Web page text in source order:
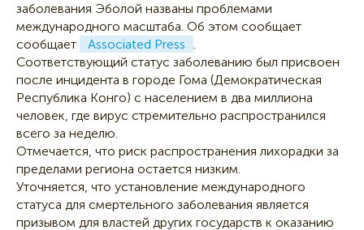
заболевания Эболой названы проблемами
международного масштаба. Об этом сообщает
сообщает
Associated Press .
Соответствующий статус заболеванию был присвоен
после инцидента в городе Гома (Демократическая
Республика Конго) с населением в два миллиона
человек, где вирус стремительно распространился
всего за неделю.
Отмечается, что риск распространения лихорадки за
пределами региона остается низким.
Уточняется, что установление международного
статуса для смертельного заболевания является
призывом для властей других государств к оказанию